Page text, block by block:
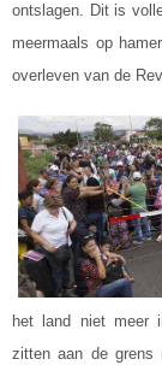
ontslagen. Dit is
meermaals op
overleven van de
het land niet meer
zitten aan de grens